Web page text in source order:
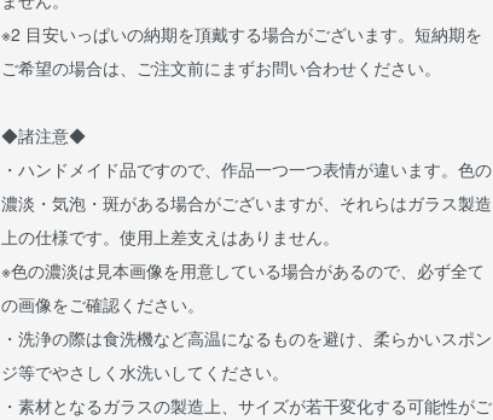
※2 目安いっぱいの納期を頂戴する場合がございます。短納期を
ご希望の場合は、ご注文前にまずお問い合わせください。
◆諸注意◆
・ハンドメイド品ですので、作品一つ一つ表情が違います。色の
濃淡・気泡・斑がある場合がございますが、それらはガラス製造
上の仕様です。使用上差支えはありません。
※色の濃淡は見本画像を用意している場合があるので、必ず全て
の画像をご確認ください。
・洗浄の際は食洗機など高温になるものを避け、柔らかいスポン
ジ等でやさしく水洗いしてください。
・素材となるガラスの製造上、サイズが若干変化する可能性がご